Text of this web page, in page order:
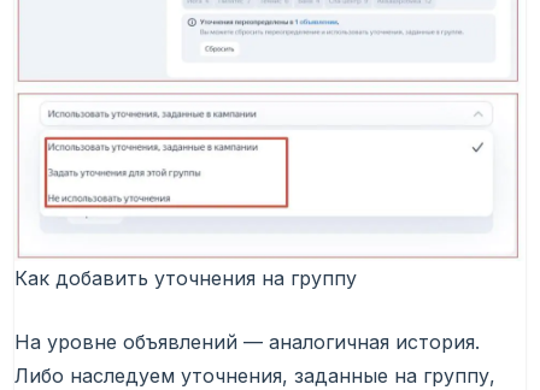
Как добавить уточнения на группу
На уровне объявлений — аналогичная история.
Либо наследуем уточнения, заданные на группу,